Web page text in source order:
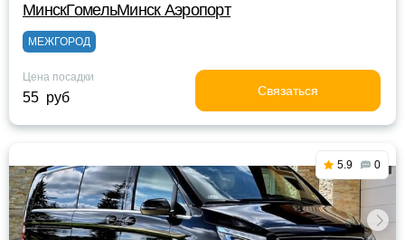
МинскГомельМинск Аэропорт
МЕЖГОРОД
Цена посадки
55 руб Связаться
5.9 0